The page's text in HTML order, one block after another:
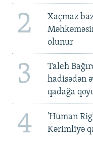
2
Xaçmaz
olunur
3
Taleh
hadisədən
qadağa
4
'Human
Kərimliyə